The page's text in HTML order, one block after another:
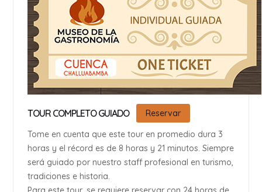
TOUR COMPLETO GUIADO
Reservar
Tome en cuenta que este tour en promedio dura 3
horas y el récord es de 8 horas y 21 minutos. Siempre
será guiado por nuestro staff profesional en turismo,
tradiciones e historia.